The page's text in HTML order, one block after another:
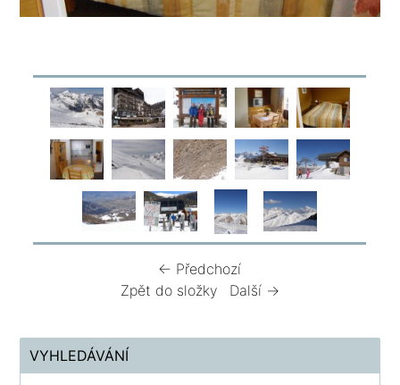
← Předchozí
Zpět do složky
Další →
VYHLEDÁVÁNÍ